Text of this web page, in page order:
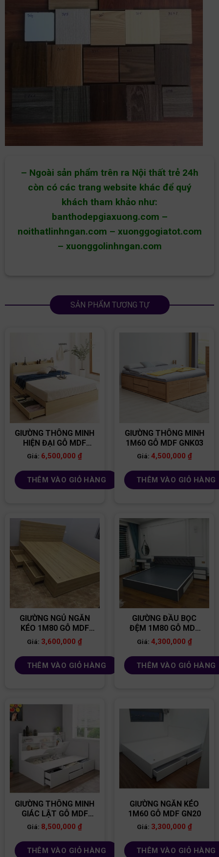
– Ngoài sản phẩm trên ra Nội thất trẻ 24h
còn có các trang website khác để quý
khách tham khảo như:
banthodepgiaxuong.com –
noithatlinhngan.com – xuonggogiatot.com
– xuonggolinhngan.com
SẢN PHẨM TƯƠNG TỰ
GIƯỜNG THÔNG MINH
HIỆN ĐẠI GỖ MDF
GN06
Giá: 6,500,000₫
THÊM VÀO GIỎ HÀNG
GIƯỜNG THÔNG MINH
1M60 GỖ MDF GNK03
Giá: 4,500,000 ₫
THÊM VÀO GIỎ HÀNG
GIƯỜNG NGỦ NGĂN
KÉO 1M80 GỖ MDF
GGR12
Giá: 3,600,000₫
THÊM VÀO GIỎ HÀNG
GIƯỜNG ĐẦU BỌC
ĐỆM 1M80 GỖ MDF
GN40
Giá: 4,300,000 ₫
THÊM VÀO GIỎ HÀNG
GIƯỜNG THÔNG MINH
GIÁC LẬT GỖ MDF
GN11
Giá: 8,500,000₫
THÊM VÀO GIỎ HÀNG
GIƯỜNG NGĂN KÉO
1M60 GỖ MDF GN20
Giá: 3,300,000 ₫
THÊM VÀO GIỎ HÀNG